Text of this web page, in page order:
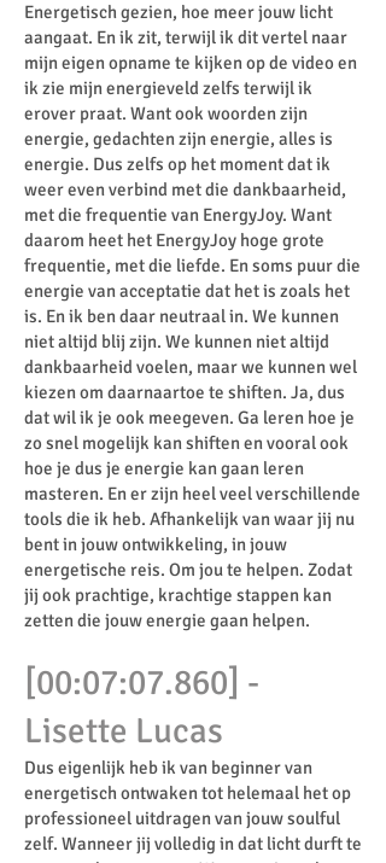
Energetisch gezien, hoe meer jouw licht
aangaat. En ik zit, terwijl ik dit vertel naar
mijn eigen opname te kijken op de video en
ik zie mijn energieveld zelfs terwijl ik
erover praat. Want ook woorden zijn
energie, gedachten zijn energie, alles is
energie. Dus zelfs op het moment dat ik
weer even verbind met die dankbaarheid,
met die frequentie van EnergyJoy. Want
daarom heet het EnergyJoy hoge grote
frequentie, met die liefde. En soms puur die
energie van acceptatie dat het is zoals het
is. En ik ben daar neutraal in. We kunnen
niet altijd blij zijn. We kunnen niet altijd
dankbaarheid voelen, maar we kunnen wel
kiezen om daarnaartoe te shiften. Ja, dus
dat wil ik je ook meegeven. Ga leren hoe je
zo snel mogelijk kan shiften en vooral ook
hoe je dus je energie kan gaan leren
masteren. En er zijn heel veel verschillende
tools die ik heb. Afhankelijk van waar jij nu
bent in jouw ontwikkeling, in jouw
energetische reis. Om jou te helpen. Zodat
jij ook prachtige, krachtige stappen kan
zetten die jouw energie gaan helpen.
[00:07:07.860] -
Lisette Lucas
Dus eigenlijk heb ik van beginner van
energetisch ontwaken tot helemaal het op
professioneel uitdragen van jouw soulful
zelf. Wanneer jij volledig in dat licht durft te